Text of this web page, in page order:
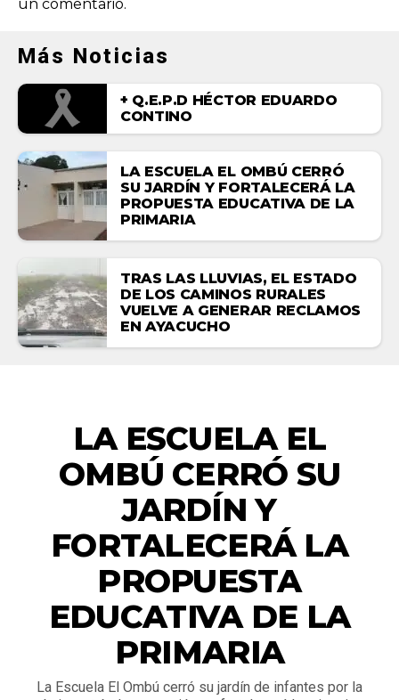
un comentario.
Más Noticias
+ Q.E.P.D HÉCTOR EDUARDO
CONTINO
LA ESCUELA EL OMBÚ CERRÓ
SU JARDÍN Y FORTALECERÁ LA
PROPUESTA EDUCATIVA DE LA
PRIMARIA
TRAS LAS LLUVIAS, EL ESTADO
DE LOS CAMINOS RURALES
VUELVE A GENERAR RECLAMOS
EN AYACUCHO
LA ESCUELA EL
OMBÚ CERRÓ SU
JARDÍN Y
FORTALECERÁ LA
PROPUESTA
EDUCATIVA DE LA
PRIMARIA
La Escuela El Ombú cerró su jardín de infantes por la